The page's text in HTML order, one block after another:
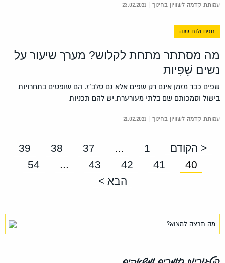
עמותת קדמה לשוויון בחינוך | 23.02.2021
חגים ולוח שנה
מה מסתתר מתחת לקלוש? מערך שיעור על
נשים שֵׁפִיות
שפים כבר מזמן אינם רק שפים אלא גם סלב’ז. הם שופטים בתחרויות
בישול וסמכותם שם בלתי מעורערת,יש להם תכניות
עמותת קדמה לשוויון בחינוך | 21.02.2021
< הקודם 1
...
37
38
39
40
41
42
43
...
54
הבא >